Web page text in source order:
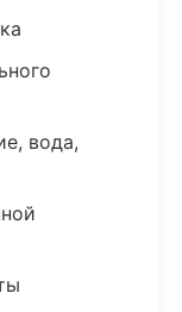
вода,